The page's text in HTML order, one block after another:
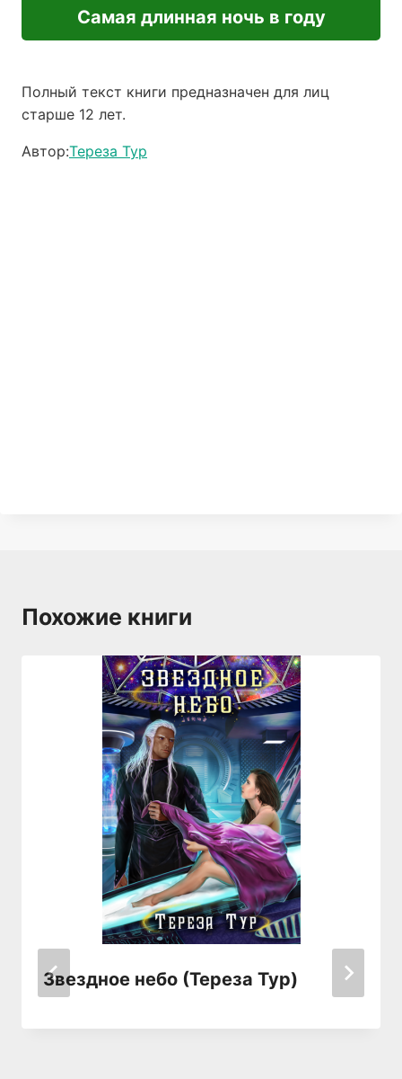
Самая длинная ночь в году
Полный текст книги предназначен для лиц
старше 12 лет.
Автор:Тереза Тур
Похожие книги
Звездное небо (Тереза Тур)